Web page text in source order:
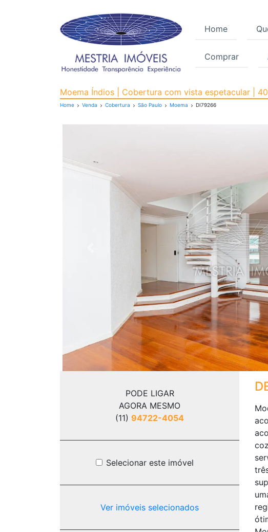
Home
Comprar
Cobertura para Venda,
Moema Índios | Cobertura com vista espetacular |
Home Venda Cobertura São Paulo Moema DI79266
PODE LIGAR
AGORA MESMO
(11) 94722-4054
Selecionar este imóvel
Ver imóveis selecionados